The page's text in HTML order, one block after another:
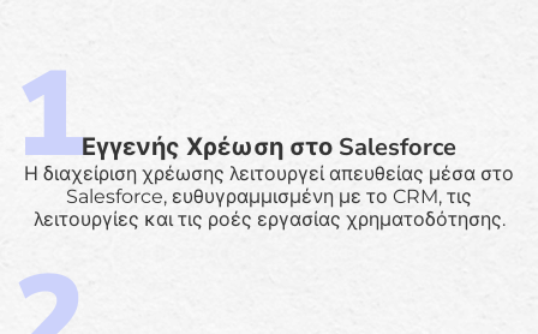
Εγγενής Χρέωση στο Salesforce
Η διαχείριση χρέωσης λειτουργεί απευθείας μέσα στο
Salesforce, ευθυγραμμισμένη με το CRM, τις
λειτουργίες και τις ροές εργασίας χρηματοδότησης.